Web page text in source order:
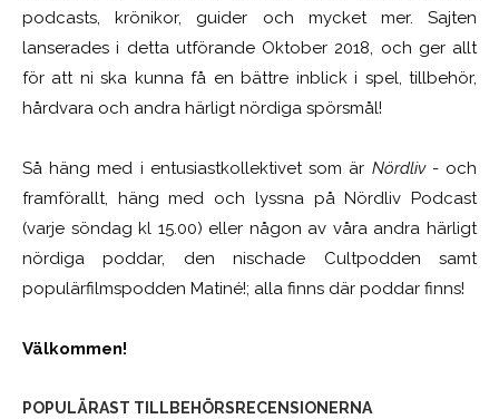
podcasts, krönikor, guider och mycket mer. Sajten
lanserades i detta utförande Oktober 2018, och ger allt
för att ni ska kunna få en bättre inblick i spel, tillbehör,
hårdvara och andra härligt nördiga spörsmål!
Så häng med i entusiastkollektivet som är Nördliv- och
framförallt, häng med och lyssna på Nördliv Podcast
(varje söndag kl 15.00) eller någon av våra andra härligt
nördiga poddar, den nischade Cultpodden samt
populärfilmspodden Matiné!; alla finns där poddar finns!
Välkommen!
POPULÄRAST TILLBEHÖRSRECENSIONERNA